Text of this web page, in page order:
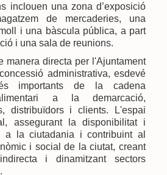
inclouen una zona d’exposició
de mercaderies, una
i una bàscula pública, a part
i una sala de reunions.
manera directa per l'Ajuntament
administrativa, esdevé
importants de la cadena
a la demarcació,
distribuïdors i clients. L'espai
assegurant la disponibilitat i
a la ciutadania i contribuint al
i social de la ciutat, creant
i dinamitzant sectors